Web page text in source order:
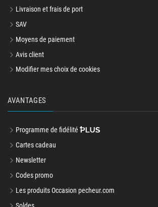
Changement d’avis ?
Livraison et frais de port
SAV
Moyens de paiement
Avis client
AVANTAGES
Programme de fidélité
Cartes cadeau
Newsletter
Codes promo
Les produits Occasion pecheur.com